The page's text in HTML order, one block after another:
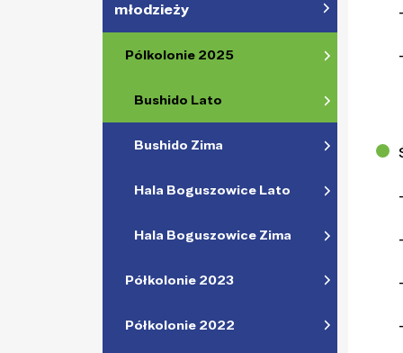
młodzieży
Pólkolonie 2025
Bushido Lato
Bushido Zima
Hala Boguszowice Lato
Hala Boguszowice Zima
Półkolonie 2023
Półkolonie 2022